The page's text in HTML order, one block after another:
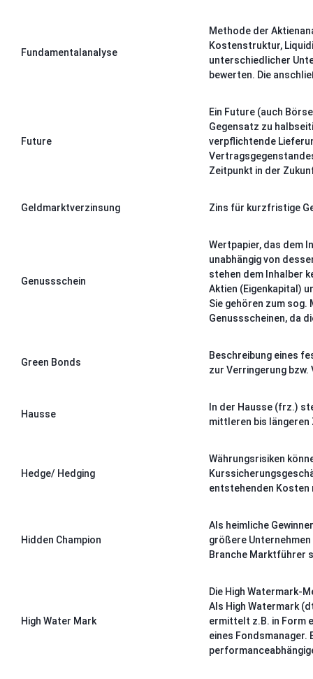
Fundamentalanalyse
Methode der
Kostenstruktur,
unterschiedlicher
bewerten. Die
Future
Ein Future (auch
Gegensatz zu
verpflichtende
Zeitpunkt in der
Geldmarktverzinsung Zins für kurzfristige
Genussschein
Wertpapier, das dem
unabhängig von
stehen dem Inhalber
Aktien (Eigenkapital)
Sie gehören zum
Genussscheinen, da
Green Bonds
Beschreibung eines
zur Verringerung
Hausse
In der Hausse (frz.)
mittleren bis längeren
Hedge/ Hedging
Währungsrisiken
entstehenden Kosten
Hidden Champion
Als heimliche
größere
Branche Marktführer
High Water Mark
Die High Watermark-
Als High Watermark
ermittelt z.B. in Form
eines